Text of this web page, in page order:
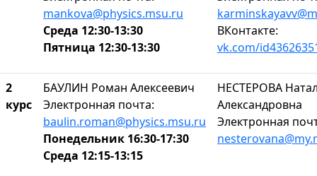
mankova@physics.msu.ru
Среда 12:30-13:30
Пятница 12:30-13:30
ВКонтакте:
vk.com/
2
курс
БАУЛИН Роман Алексеевич
Электронная почта:
baulin.roman@physics.msu.ru
Понедельник 16:30-17:30
Среда 12:15-13:15
НЕСТЕРОВА
Александровна
Электронная